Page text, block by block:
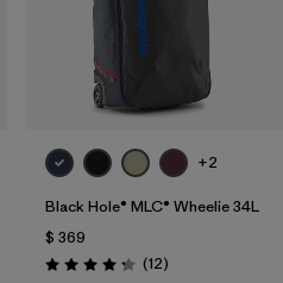
+2
Black Hole® MLC® Wheelie 34L
$ 369
Valoración: 4.3 / 5
(12Comentarios
)